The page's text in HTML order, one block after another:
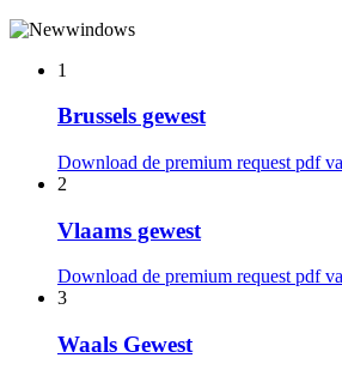
1
Brussels gewest
Download de premium request pdf
2
Vlaams gewest
Download de premium request pdf
3
Waals Gewest